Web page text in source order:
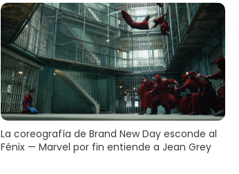
La coreografía de Brand New Day esconde al
Fénix — Marvel por fin entiende a Jean Grey